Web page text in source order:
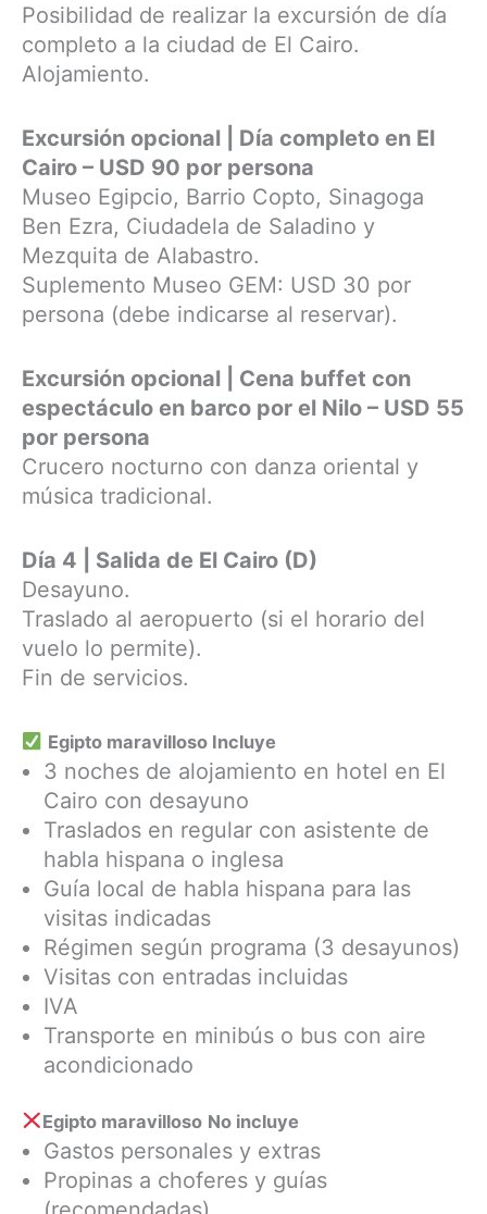
Posibilidad de realizar la excursión de día
completo a la ciudad de El Cairo.
Alojamiento.
Excursión opcional | Día completo en El
Cairo – USD 90 por persona
Museo Egipcio, Barrio Copto, Sinagoga
Ben Ezra, Ciudadela de Saladino y
Mezquita de Alabastro.
Suplemento Museo GEM: USD 30 por
persona (debe indicarse al reservar).
Excursión opcional | Cena buffet con
espectáculo en barco por el Nilo – USD 55
por persona
Crucero nocturno con danza oriental y
música tradicional.
Día 4 | Salida de El Cairo (D)
Desayuno.
Traslado al aeropuerto (si el horario del
vuelo lo permite).
Fin de servicios.
Egipto maravilloso Incluye
3 noches de alojamiento en hotel en El
Cairo con desayuno
Traslados en regular con asistente de
habla hispana o inglesa
Guía local de habla hispana para las
visitas indicadas
Régimen según programa (3 desayunos)
Visitas con entradas incluidas
IVA
Transporte en minibús o bus con aire
acondicionado
Egipto maravilloso No incluye
Gastos personales y extras
Propinas a choferes y guías